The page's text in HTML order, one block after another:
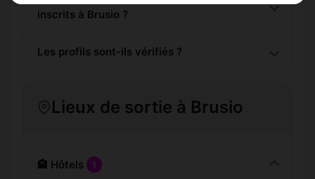
inscrits à Brusio ?
Les profils sont-ils vérifiés ?
Lieux de sortie à Brusio
🏨 Hôtels 1